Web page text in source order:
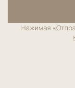
Нажимая